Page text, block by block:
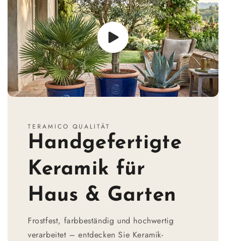
TERAMICO QUALITÄT
Handgefertigte
Keramik für
Haus & Garten
Frostfest, farbbeständig und hochwertig
verarbeitet – entdecken Sie Keramik-